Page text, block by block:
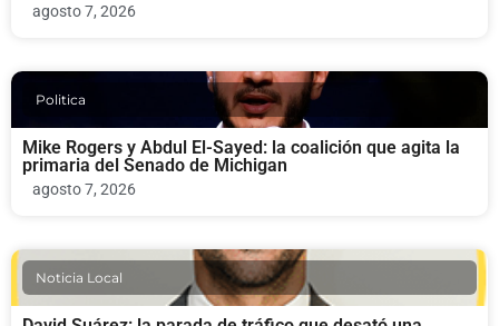
agosto 7, 2026
Politica
Mike Rogers y Abdul El-Sayed: la coalición que agita la
primaria del Senado de Michigan
agosto 7, 2026
Noticia Local